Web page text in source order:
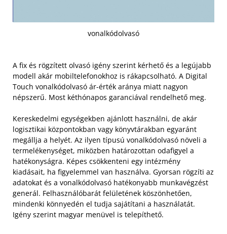
vonalkódolvasó
A fix és rögzített olvasó igény szerint kérhető és a legújabb
modell akár mobiltelefonokhoz is rákapcsolható. A Digital
Touch vonalkódolvasó ár-érték aránya miatt nagyon
népszerű. Most kéthónapos garanciával rendelhető meg.
Kereskedelmi egységekben ajánlott használni, de akár
logisztikai központokban vagy könyvtárakban egyaránt
megállja a helyét. Az ilyen típusú vonalkódolvasó növeli a
termelékenységet, miközben határozottan odafigyel a
hatékonyságra. Képes csökkenteni egy intézmény
kiadásait, ha figyelemmel van használva. Gyorsan rögzíti az
adatokat és a vonalkódolvasó hatékonyabb munkavégzést
generál. Felhasználóbarát felületének köszönhetően,
mindenki könnyedén el tudja sajátítani a használatát.
Igény szerint magyar menüvel is telepíthető.